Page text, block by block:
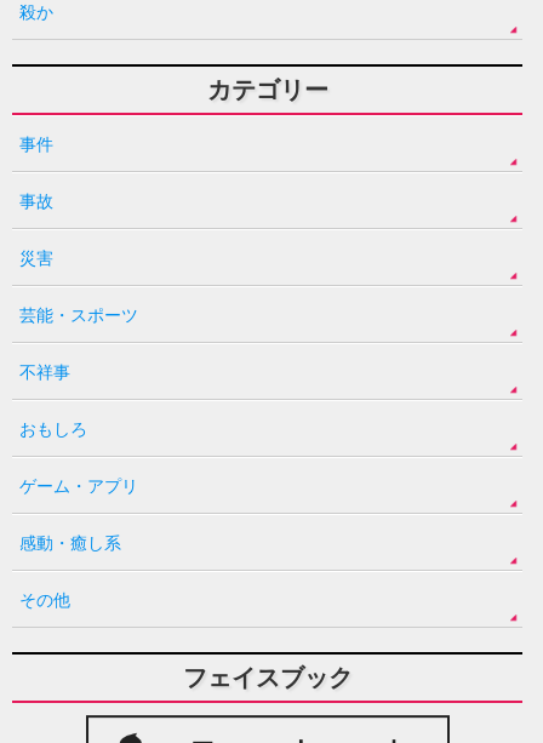
殺か
カテゴリー
事件
事故
災害
芸能・スポーツ
不祥事
おもしろ
ゲーム・アプリ
感動・癒し系
その他
フェイスブック